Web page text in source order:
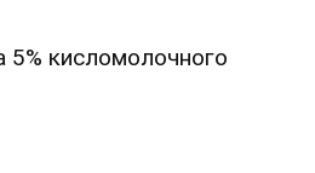
5% кисломолочного